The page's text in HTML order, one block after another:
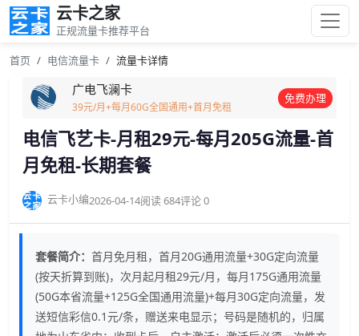
云卡之家
正规流量卡推荐平台
首页 电信流量卡 流量卡详情
广电飞澜卡
39元/月+每月60G全国通用+首月免租
免费办理
电信飞艺卡-月租29元-每月205G流量-首
月免租-长期套餐
云卡小编2026-04-14阅读 684评论 0
套餐简介： 首月免月租，首月20G通用流量+30G定向流量
(按天折算到账)，次月起月租29元/月，每月175G通用流量
(50G本省流量+125G全国通用流量)+每月30G定向流量，发
送短信彩信0.1元/条，赠送来电显示；号码是随机的，归属